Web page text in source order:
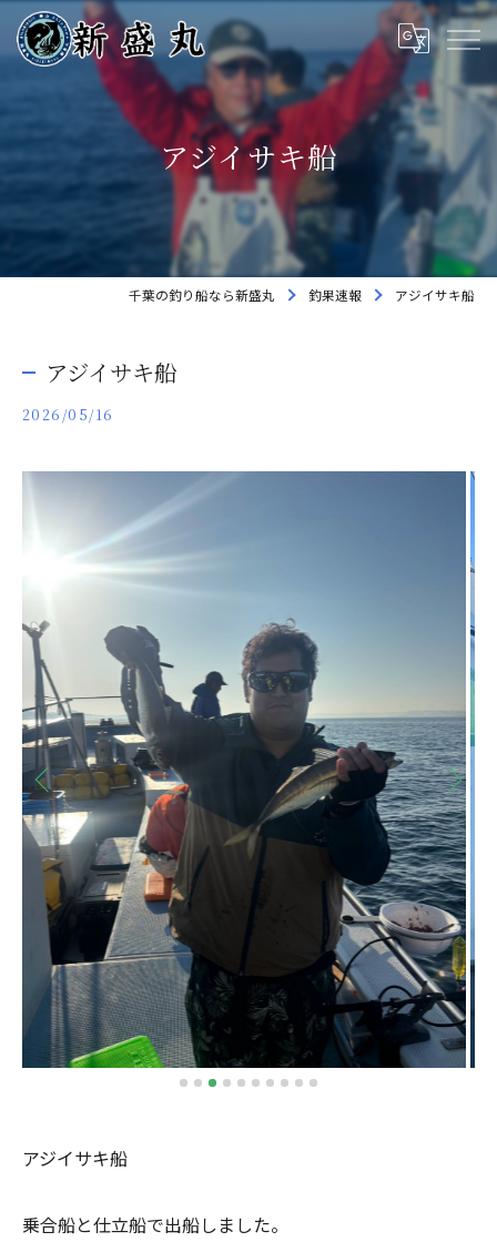
アジイサキ船
千葉の釣り船なら新盛丸 釣果速報 アジイサキ船
アジイサキ船
2026/05/16
アジイサキ船
乗合船と仕立船で出船しました。